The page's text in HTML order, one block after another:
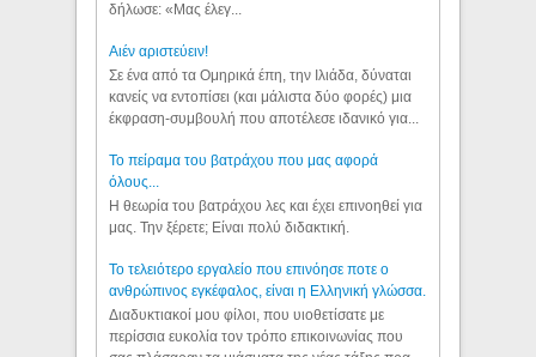
δήλωσε: «Μας έλεγ...
Aιέν αριστεύειν!
Σε ένα από τα Ομηρικά έπη, την Ιλιάδα, δύναται
κανείς να εντοπίσει (και μάλιστα δύο φορές) μια
έκφραση-συμβουλή που αποτέλεσε ιδανικό για...
Το πείραμα του βατράχου που μας αφορά
όλους...
Η θεωρία του βατράχου λες και έχει επινοηθεί για
μας. Την ξέρετε; Είναι πολύ διδακτική.
Το τελειότερο εργαλείο που επινόησε ποτε ο
ανθρώπινος εγκέφαλος, είναι η Ελληνική γλώσσα.
Διαδυκτιακοί μου φίλοι, που υιοθετίσατε με
περίσσια ευκολία τον τρόπο επικοινωνίας που